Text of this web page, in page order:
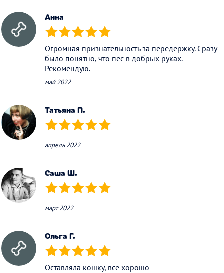
Анна
(*) (*) (*) (*) (*)
Огромная признательность за передержку. Сразу
было понятно, что пёс в добрых руках.
Рекомендую.
май 2022
Татьяна П.
(*) (*) (*) (*) (*)
апрель 2022
Саша Ш.
(*) (*) (*) (*) (*)
март 2022
Ольга Г.
(*) (*) (*) (*) (*)
Оставляла кошку, все хорошо